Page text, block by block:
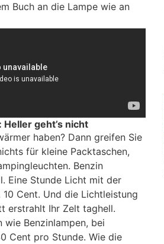
Buch an die Lampe wie an
geht’s nicht
haben? Dann greifen Sie
für kleine Packtaschen,
Benzin
Eine Stunde Licht mit der
Cent. Und die Lichtleistung
erstrahlt Ihr Zelt taghell.
Benzinlampen, bei
Cent pro Stunde. Wie die